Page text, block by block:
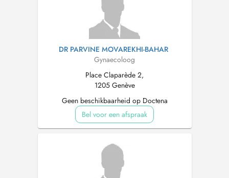
DR PARVINE MOVAREKHI-BAHAR
Gynaecoloog
Place Claparède 2,
1205 Genève
Geen beschikbaarheid op Doctena
Bel voor een afspraak